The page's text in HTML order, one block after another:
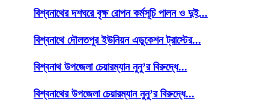
বিশ্বনাথের দশঘরে বৃক্ষ রোপন কর্মসূচি পালন ও দুই...
বিশ্বনাথে দৌলতপুর ইউনিয়ন এডুকেশন ট্রাস্টের...
বিশ্বনাথ উপজেলা চেয়ারম্যান নুনু’র বিরুদ্ধে...
বিশ্বনাথের উপজেলা চেয়ারম্যান নুনু’র বিরুদ্ধে...